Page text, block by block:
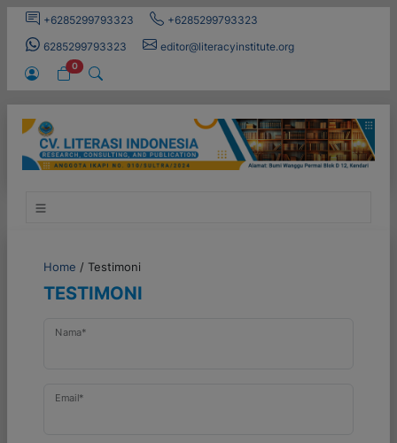
+6285299793323
+6285299793323
6285299793323
editor@literacyinstitute.org
0
Home / Testimoni
TESTIMONI
Nama*
Email*